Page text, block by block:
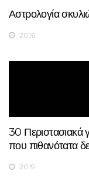
Αστρολογία
2016
30 Περιστασιακά
που πιθανότατα
2019